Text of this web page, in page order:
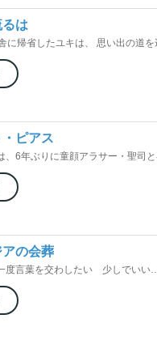
は
に帰省したユキは、 思い出の道
ピアス
、6年ぶりに童顔アラサー・聖司
アの会葬
度言葉を交わしたい 少しでいい